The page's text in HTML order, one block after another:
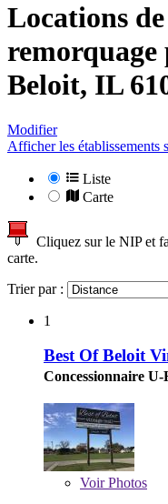
Locations
remorquage
Beloit, IL
Modifier
Afficher les établissements
Liste
Carte
Cliquez sur le NIP et
carte.
Trier par :
1
Best Of Beloit
Concessionnaire
VoirPhotos